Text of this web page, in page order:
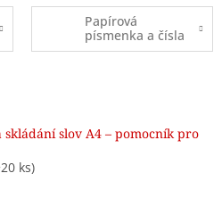
Papírová
písmenka a čísla
skládání slov A4 – pomocník pro
ks)